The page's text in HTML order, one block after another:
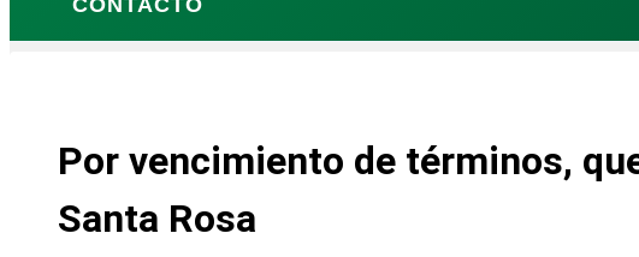
CONTACTO
Por vencimiento de términos,
Santa Rosa